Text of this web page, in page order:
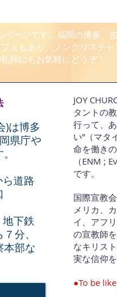
ページです。福岡の博多、
ェもあり、ノンクリスチ
拝にもお気軽にどうぞ！
)は博多
県庁や
ら道路
地下鉄
分、
本部な
JOY
タントの
行って、
い”（マタ
命を働き
（ENM ;
です。
国際宣教
メリカ、
イ、アフ
の宣教師
なキリス
実な信仰
●To be